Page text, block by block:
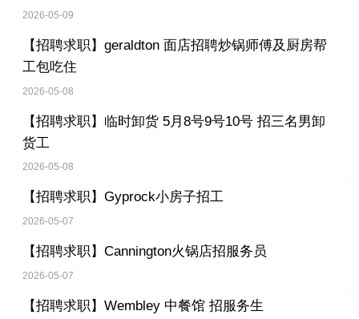
2026-05-09
【招聘求职】 geraldton 面店招聘炒锅师傅及厨房帮
工包吃住
2026-05-08
【招聘求职】 临时卸货 5月8号9号10号 招三名男卸
货工
2026-05-08
【招聘求职】 Gyprock小房子招工
2026-05-07
【招聘求职】 Cannington火锅店招服务员
2026-05-07
【招聘求职】 Wembley 中餐馆 招服务生